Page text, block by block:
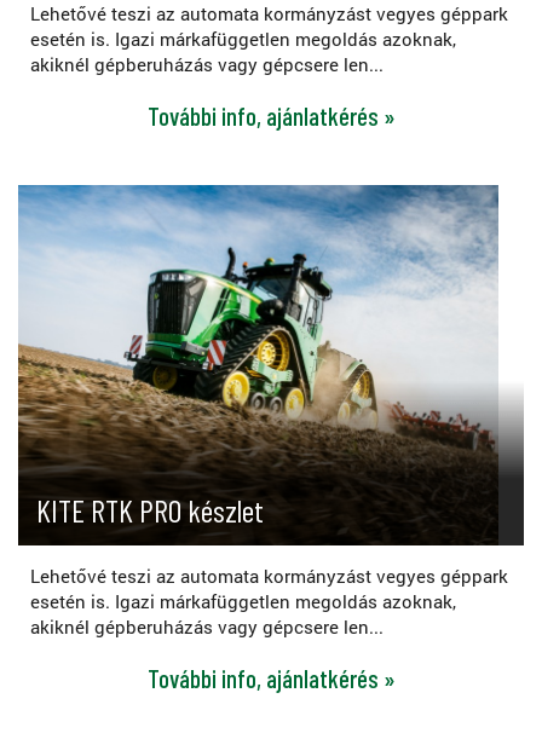
Lehetővé teszi az automata kormányzást vegyes géppark
esetén is. Igazi márkafüggetlen megoldás azoknak,
akiknél gépberuházás vagy gépcsere len...
További info, ajánlatkérés »
KITE RTK PRO készlet
Lehetővé teszi az automata kormányzást vegyes géppark
esetén is. Igazi márkafüggetlen megoldás azoknak,
akiknél gépberuházás vagy gépcsere len...
További info, ajánlatkérés »